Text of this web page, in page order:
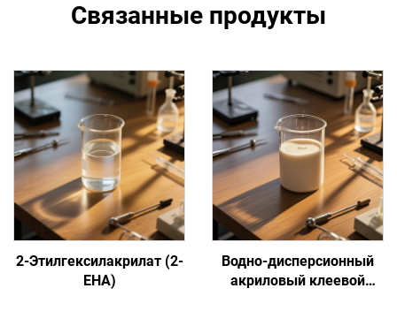
Связанные продукты
2-Этилгексилакрилат (2-
EHA)
Водно-дисперсионный
акриловый клеевой